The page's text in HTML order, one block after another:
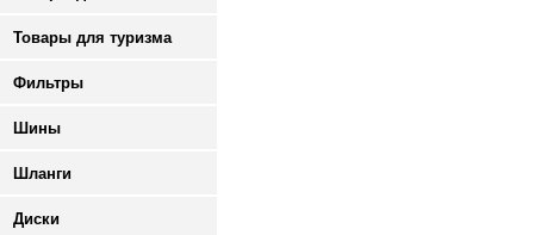
Товары для туризма
Фильтры
Шины
Шланги
Диски